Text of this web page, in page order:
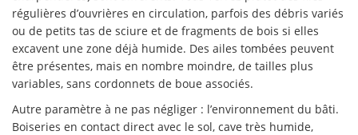
régulières d’ouvrières en circulation, parfois des débris variés
ou de petits tas de sciure et de fragments de bois si elles
excavent une zone déjà humide. Des ailes tombées peuvent
être présentes, mais en nombre moindre, de tailles plus
variables, sans cordonnets de boue associés.
Autre paramètre à ne pas négliger : l’environnement du bâti.
Boiseries en contact direct avec le sol, cave très humide,